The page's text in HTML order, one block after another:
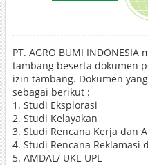
PT. AGRO BUMI
tambang beserta dokumen
izin tambang. Dokumen
sebagai berikut :
1. Studi Eksplorasi
2. Studi Kelayakan
3. Studi Rencana Kerja dan
4. Studi Rencana Reklamasi
5. AMDAL/ UKL-UPL